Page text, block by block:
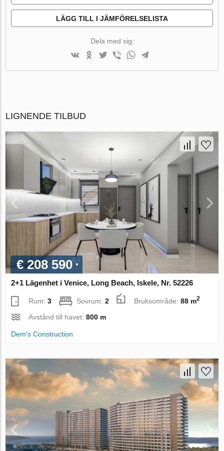
LÄGG TILL I JÄMFÖRELSELISTA
Dela med sig:
LIGNENDE TILBUD
€ 208 590
2+1 Lägenhet i Venice, Long Beach, Iskele, Nr. 52226
Rum:3 Sovrum:2 Bruksområde:88 m2
Avstånd till havet:800 m
Dem's Construction